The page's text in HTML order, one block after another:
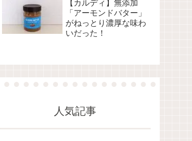
【カルディ】無添加
「アーモンドバター」
がねっとり濃厚な味わ
いだった！
人気記事